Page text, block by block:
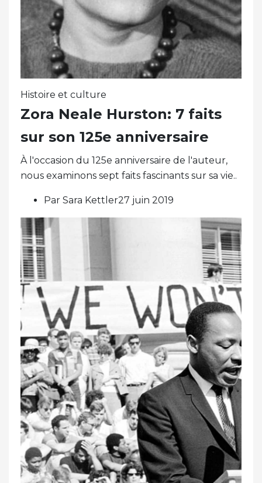
Histoire et culture
Zora Neale Hurston: 7 faits
sur son 125e anniversaire
À l'occasion du 125e anniversaire de l'auteur,
nous examinons sept faits fascinants sur sa vie..
Par Sara Kettler27 juin 2019